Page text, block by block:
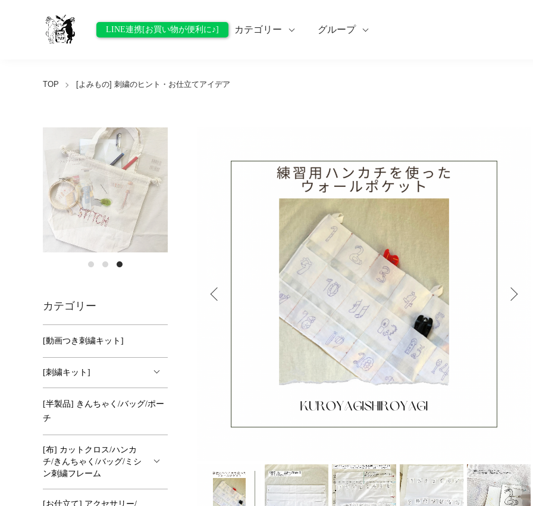
LINE連携[お買い物が便利に♪] カテゴリー グループ
TOP [よみもの] 刺繍のヒント・お仕立てアイデア
カテゴリー
[動画つき刺繍キット]
[刺繍キット]
[半製品] きんちゃく/バッグ/ポー
チ
[布] カットクロス/ハンカ
チ/きんちゃく/バッグ/ミシ
ン刺繍フレーム
[お仕立て] アクセサリー/